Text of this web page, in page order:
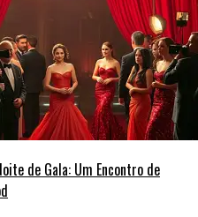
de Gala: Um Encontro de